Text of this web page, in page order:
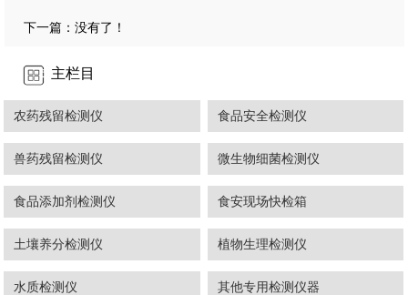
下一篇：没有了！
主栏目
农药残留检测仪 食品安全检测仪
兽药残留检测仪 微生物细菌检测仪
食品添加剂检测仪 食安现场快检箱
土壤养分检测仪 植物生理检测仪
水质检测仪 其他专用检测仪器